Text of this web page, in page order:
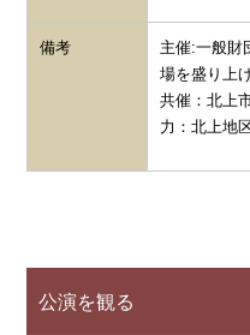
公演を観る
備考
主催:一般
場を盛り上
共催：北上
力：北上地